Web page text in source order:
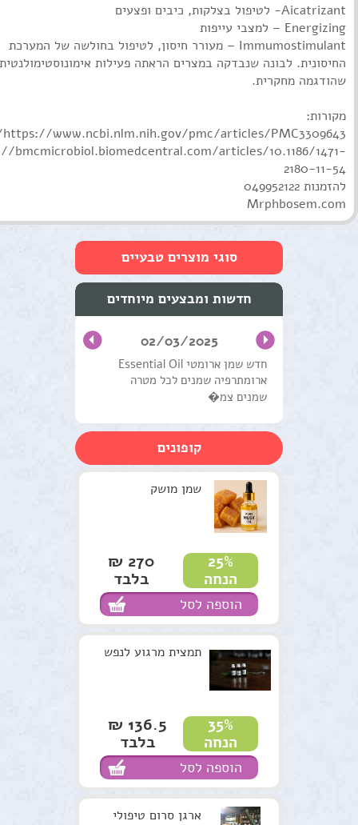
‏Immumostimulant – מעורר חיסון, לטיפול בחולשה של המערכת
החיסונית. לבונה שנבדקה במצרים הראתה פעילות
שהודגמה מחקרית.
מקורות:
bmcmicrobiol.biomedcentral.com/articles/10.1186/1471-
2180-11-54
להזמנות 049952122
Mrphbosem.com
סוגי מוצרים טבעיים
טיפול וטיפוח השיער
מוצרים טבעים כללי
ערכות טיפוליות
סדנאות וקורסים
למטפלים
מתנות ירוקות
נרות האר"י
המלצות
תקנון האתר
חדשות ומבצעים מיוחדים
02/03/2025
חדש שמן ארומטי Essential Oil
ארומתרפיה שמנים לכל מטרה
שמנים צמ�
קופונים
שמן מושק
25%
הנחה
270 ₪
בלבד
הוספה לסל
תמצית מרגוע לנפש
35%
הנחה
136.5 ₪
בלבד
הוספה לסל
ארגן סרום טיפולי